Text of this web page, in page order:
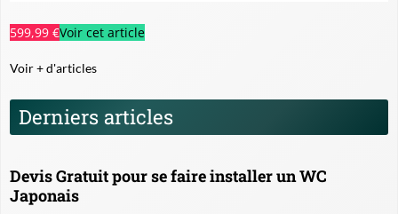
599,99 €Voir cet article
Voir + d'articles
Derniers articles
Devis Gratuit pour se faire installer un WC
Japonais